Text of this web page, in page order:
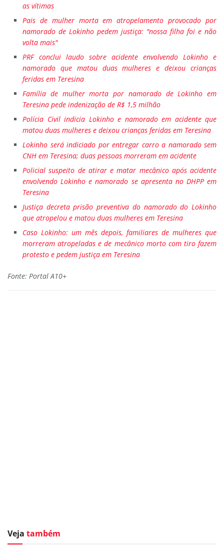
as vítimas
Pais de mulher morta em atropelamento provocado por
namorado de Lokinho pedem justiça: "nossa filha foi e não
volta mais"
PRF conclui laudo sobre acidente envolvendo Lokinho e
namorado que matou duas mulheres e deixou crianças
feridas em Teresina
Família de mulher morta por namorado de Lokinho em
Teresina pede indenização de R$ 1,5 milhão
Polícia Civil indicia Lokinho e namorado em acidente que
matou duas mulheres e deixou crianças feridas em Teresina
Lokinho será indiciado por entregar carro a namorado sem
CNH em Teresina; duas pessoas morreram em acidente
Policial suspeito de atirar e matar mecânico após acidente
envolvendo Lokinho e namorado se apresenta no DHPP em
Teresina
Justiça decreta prisão preventiva do namorado do Lokinho
que atropelou e matou duas mulheres em Teresina
Caso Lokinho: um mês depois, familiares de mulheres que
morreram atropeladas e de mecânico morto com tiro fazem
protesto e pedem justiça em Teresina
Fonte: Portal A10+
Veja também